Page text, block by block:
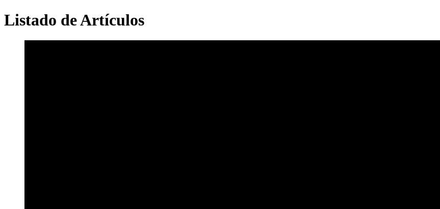
Listado de Artículos